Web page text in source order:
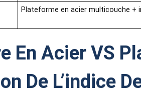
Plateforme en acier multicouche +
En Acier VS
De L’indice